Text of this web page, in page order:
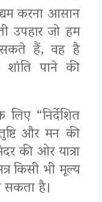
करना आसान
उपहार जो हम
हैं, वह है
पाने की
“निर्देशित
और मन की
की ओर यात्रा
किसी भी मूल्य
सकता है।